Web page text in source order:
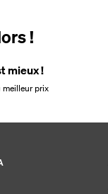
!
mieux !
meilleur prix